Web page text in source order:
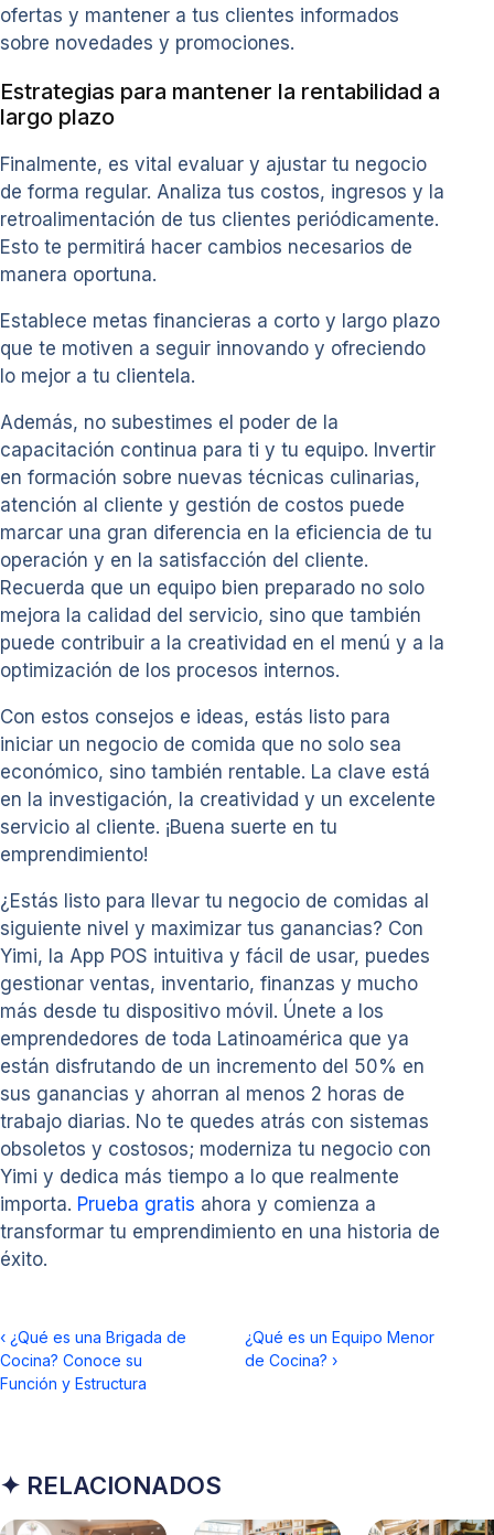
ofertas y mantener a tus clientes informados
sobre novedades y promociones.
Estrategias para mantener la rentabilidad a
largo plazo
Finalmente, es vital evaluar y ajustar tu negocio
de forma regular. Analiza tus costos, ingresos y la
retroalimentación de tus clientes periódicamente.
Esto te permitirá hacer cambios necesarios de
manera oportuna.
Establece metas financieras a corto y largo plazo
que te motiven a seguir innovando y ofreciendo
lo mejor a tu clientela.
Además, no subestimes el poder de la
capacitación continua para ti y tu equipo. Invertir
en formación sobre nuevas técnicas culinarias,
atención al cliente y gestión de costos puede
marcar una gran diferencia en la eficiencia de tu
operación y en la satisfacción del cliente.
Recuerda que un equipo bien preparado no solo
mejora la calidad del servicio, sino que también
puede contribuir a la creatividad en el menú y a la
optimización de los procesos internos.
Con estos consejos e ideas, estás listo para
iniciar un negocio de comida que no solo sea
económico, sino también rentable. La clave está
en la investigación, la creatividad y un excelente
servicio al cliente. ¡Buena suerte en tu
emprendimiento!
¿Estás listo para llevar tu negocio de comidas al
siguiente nivel y maximizar tus ganancias? Con
Yimi, la App POS intuitiva y fácil de usar, puedes
gestionar ventas, inventario, finanzas y mucho
más desde tu dispositivo móvil. Únete a los
emprendedores de toda Latinoamérica que ya
están disfrutando de un incremento del 50% en
sus ganancias y ahorran al menos 2 horas de
trabajo diarias. No te quedes atrás con sistemas
obsoletos y costosos; moderniza tu negocio con
Yimi y dedica más tiempo a lo que realmente
importa. Prueba gratis ahora y comienza a
transformar tu emprendimiento en una historia de
éxito.
‹ ¿Qué es una Brigada de
Cocina? Conoce su
Función y Estructura
¿Qué es un Equipo Menor
de Cocina? ›
✦ RELACIONADOS